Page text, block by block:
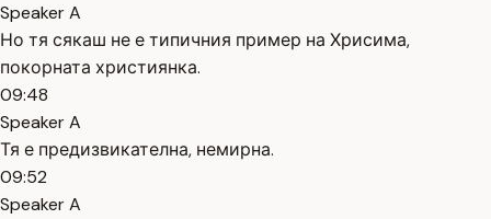
Speaker A
Но тя сякаш не е типичния пример на Хрисима,
покорната християнка.
09:48
Speaker A
Тя е предизвикателна, немирна.
09:52
Speaker A